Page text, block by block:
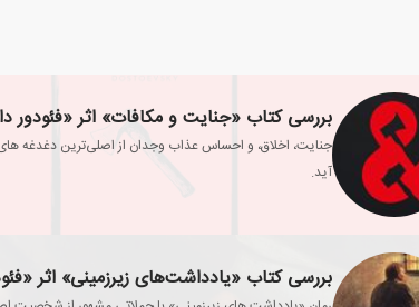
بررسی کتاب «جنایت و مکافات» اثر «فئودور
جنایت، اخلاق، و احساس عذاب وجدان از اصلی‌ترین دغدغه
آید.
بررسی کتاب «یادداشت‌های زیرزمینی» اثر